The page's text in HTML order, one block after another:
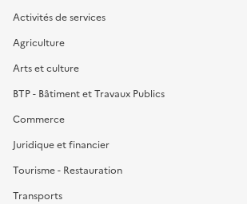
Activités de services
Agriculture
Arts et culture
BTP - Bâtiment et Travaux Publics
Commerce
Juridique et financier
Tourisme - Restauration
Transports